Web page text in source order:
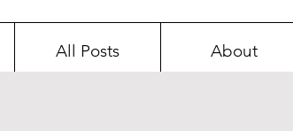
All Posts About